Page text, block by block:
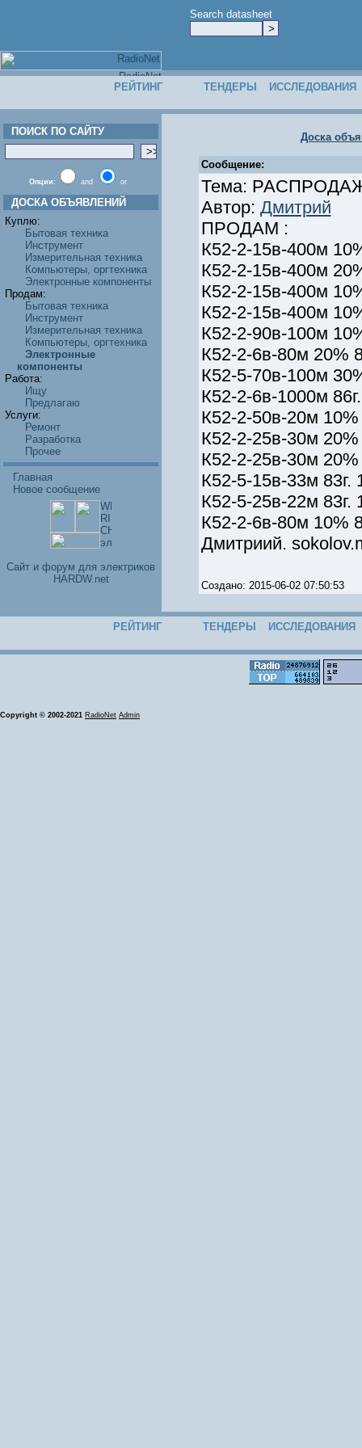
Search datasheet
РЕЙТИНГ ТЕНДЕРЫ ИССЛЕДОВАНИЯ
ПОИСК ПО САЙТУ
Опции: and or
ДОСКА ОБЪЯВЛЕНИЙ
Куплю:
Бытовая техника
Инструмент
Измерительная техника
Компьютеры, оргтехника
Электронные компоненты
Продам:
Бытовая техника
Инструмент
Измерительная техника
Компьютеры, оргтехника
Электронные
компоненты
Работа:
Ищу
Предлагаю
Услуги:
Ремонт
Разработка
Прочее
Главная
Новое сообщение
Cайт и форум для электриков
HARDW.net
Доска
Сообщение:
Тема:
Автор: Дмитрий
ПРОДАМ :
К52-2-15в-400м
К52-2-15в-400м
К52-2-15в-400м
К52-2-15в-400м
К52-2-90в-100м
К52-2-6в-80м 20%
К52-5-70в-100м
К52-2-6в-1000м
К52-2-50в-20м 10%
К52-2-25в-30м 20%
К52-2-25в-30м 20%
К52-5-15в-33м 83г.
К52-5-25в-22м 83г.
К52-2-6в-80м 10%
Дмитриий.
Создано: 2015-06-02 07:50:53
РЕЙТИНГ ТЕНДЕРЫ ИССЛЕДОВАНИЯ
Copyright © 2002-2021 RadioNet Admin